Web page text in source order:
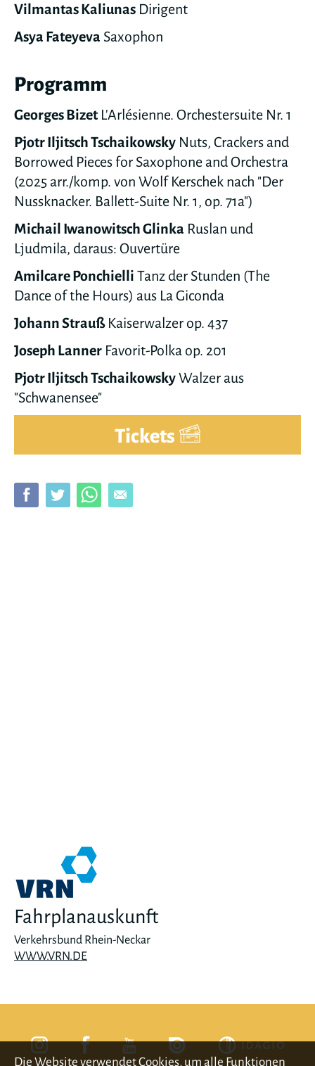
Vilmantas Kaliunas Dirigent
Asya Fateyeva Saxophon
Programm
Georges BizetL'Arlésienne. Orchestersuite Nr. 1
Pjotr Iljitsch Tschaikowsky Nuts, Crackers and
Borrowed Pieces for Saxophone and Orchestra
(2025 arr./komp. von Wolf Kerschek nach "Der
Nussknacker. Ballett-Suite Nr. 1, op. 71a")
Michail Iwanowitsch Glinka Ruslan und
Ljudmila, daraus: Ouvertüre
Amilcare Ponchielli Tanz der Stunden (The
Dance of the Hours) aus La Giconda
Johann StraußKaiserwalzer op. 437
Joseph Lanner Favorit-Polka op. 201
Pjotr Iljitsch TschaikowskyWalzer aus
"Schwanensee"
Tickets
Fahrplanauskunft
Verkehrsbund Rhein-Neckar
WWW.VRN.DE
Die Website verwendet Cookies, um alle Funktionen